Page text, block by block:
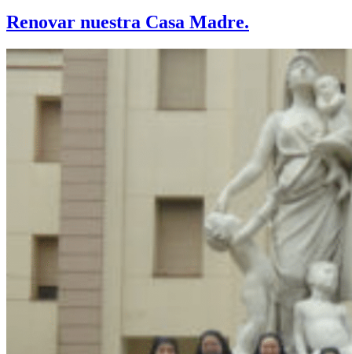
Renovar nuestra Casa Madre.